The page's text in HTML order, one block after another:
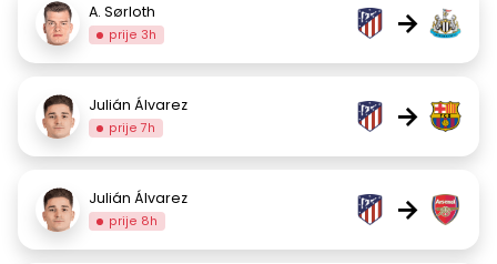
A. Sørloth
prije 3h →
Julián Álvarez
prije 7h →
Julián Álvarez
prije 8h →